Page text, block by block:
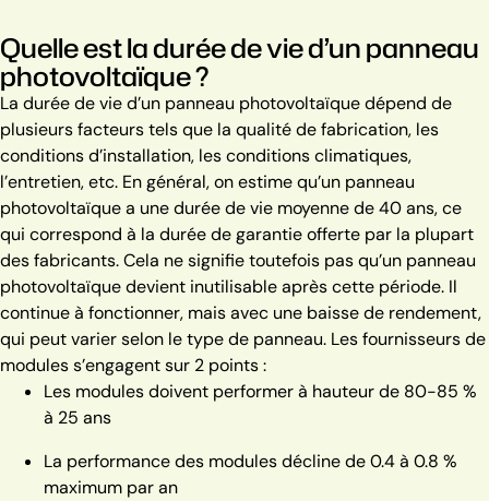
Quelle est la durée de vie d’un panneau
photovoltaïque ?
La durée de vie d’un panneau photovoltaïque dépend de
plusieurs facteurs tels que la qualité de fabrication, les
conditions d’installation, les conditions climatiques,
l’entretien, etc. En général, on estime qu’un panneau
photovoltaïque a une durée de vie moyenne de 40 ans, ce
qui correspond à la durée de garantie offerte par la plupart
des fabricants.Cela ne signifie toutefois pas qu’un panneau
photovoltaïque devient inutilisable après cette période. Il
continue à fonctionner, mais avec une baisse de rendement,
qui peut varier selon le type de panneau. Les fournisseurs de
modules s’engagent sur 2 points :
Les modules doivent performer à hauteur de 80-85 %
à 25 ans
La performance des modules décline de 0.4 à 0.8 %
maximum par an